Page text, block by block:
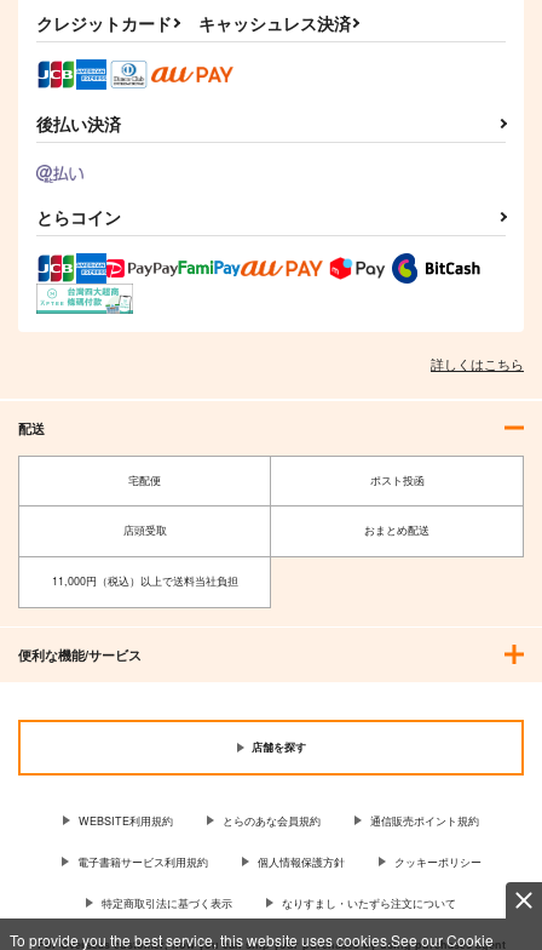
To provide you the best service, this website uses cookies.See our Cookie
クレジットカード キャッシュレス決済
後払い決済
とらコイン
詳しくはこちら
配送
宅配便 ポスト投函
店頭受取 おまとめ配送
11,000円（税込）以上で送料当社負担
便利な機能/サービス
店舗を探す
WEBSITE利用規約 とらのあな会員規約 通信販売ポイント規約
電子書籍サービス利用規約 個人情報保護方針 クッキーポリシー
特定商取引法に基づく表示 なりすまし・いたずら注文について
For Overseas customer, now you can ship your purchases by using purchases agent